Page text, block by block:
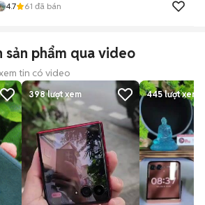
4.7 61 đã bán
sản phẩm qua video
tin có video
398lượt xem 445lượt xem